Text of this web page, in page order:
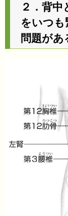
２．背
をいつも
問題があ